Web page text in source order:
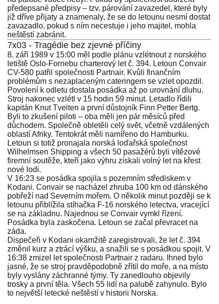
předepsané předpisy – tzv. párování zavazedel, které byly
již dříve přijaty a znamenaly, že se do letounu nesmí dostat
zavazadlo, pokud s ním necestuje i jeho majitel, mohla
neštěstí zabránit.
7x03 - Tragédie bez zjevné příčiny
8. září 1989 v 15:00 měl podle plánu vzlétnout z norského
letiště Oslo-Fornebu charterový let č. 394. Letoun Convair
CV-580 patřil společnosti Partnair. Kvůli finančním
problémům s nezaplaceným cateringem se vzlet opozdil.
Povolení k odletu dostala posádka až po urovnání dluhu.
Stroj nakonec vzlétl v 15 hodin 59 minut. Letadlo řídili
kapitán Knut Tveiten a první důstojník Finn Petter Bertg.
Byli to zkušení piloti – oba měli jen pár měsíců před
důchodem. Společně obletěli celý svět, včetně vzdálených
oblastí Afriky. Tentokrát měli namířeno do Hamburku.
Letoun si totiž pronajala norská loďařská společnost
Wilhelmsen Shipping a všech 50 pasažérů byli vítězové
firemní soutěže, kteří jako výhru získali volný let na křest
nové lodi.
V 16:23 se posádka spojila s pozemním střediskem v
Kodani. Convair se nacházel zhruba 100 km od dánského
pobřeží nad Severním mořem. O několik minut později se k
letounu přiblížila stíhačka F-16 norského letectva, vracející
se na základnu. Najednou se Convair vymkl řízení.
Posádka byla zaskočena. Letoun se začal převracet na
záda.
Dispečeři v Kodani okamžitě zaregistrovali, že let č. 394
změnil kurz a ztrácí výšku, a snažili se s posádkou spojit. V
16:38 zmizel let společnosti Partnair z radaru. Ihned bylo
jasné, že se stroj pravděpodobně zřítil do moře, a na místo
byly vyslány záchranné týmy. Ty zanedlouho objevily
trosky a první těla. Všech 55 lidí na palubě zahynulo. Bylo
to největší letecké neštěstí v historii Norska.